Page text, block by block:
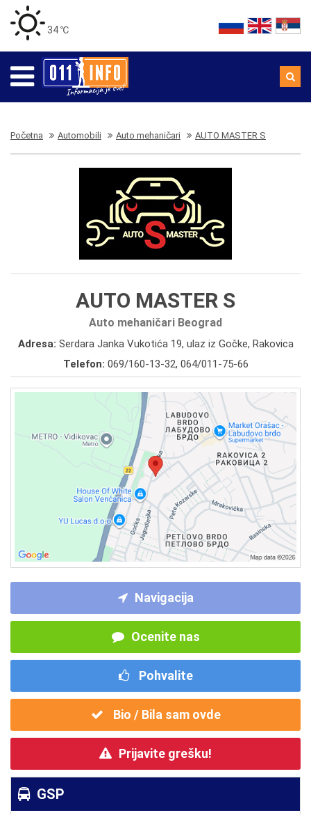
34 ℃
Početna Automobili Auto mehaničari AUTO MASTER S
AUTO MASTER S
Auto mehaničari Beograd
Adresa: Serdara Janka Vukotića 19, ulaz iz Gočke, Rakovica
Telefon: 069/160-13-32, 064/011-75-66
Navigacija
Ocenite nas
Pohvalite
Bio / Bila sam ovde
Prijavite grešku!
GSP